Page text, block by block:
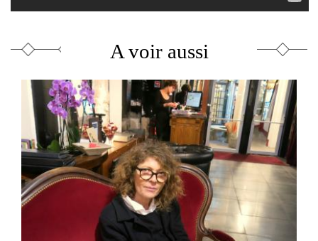
A voir aussi